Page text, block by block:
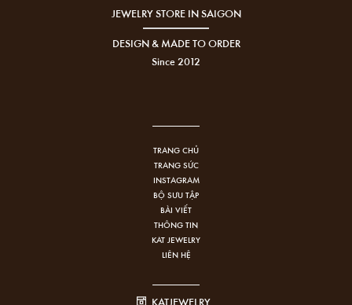
JEWELRY STORE IN SAIGON
DESIGN & MADE TO ORDER
Since 2012
TRANG CHỦ
TRANG SỨC
INSTAGRAM
BỘ SƯU TẬP
BÀI VIẾT
THÔNG TIN
KAT JEWELRY
LIÊN HỆ
KATJEWELRY